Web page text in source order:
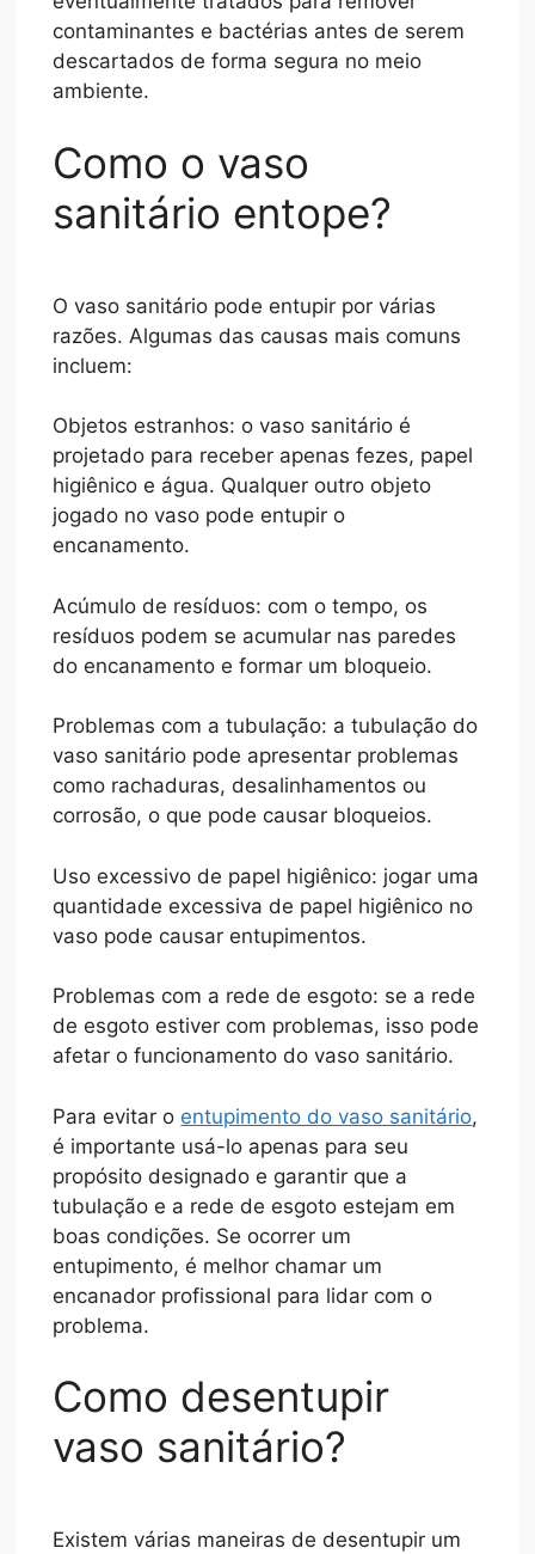
contaminantes e bactérias antes de serem
descartados de forma segura no meio
ambiente.
Como o vaso
sanitário entope?
O vaso sanitário pode entupir por várias
razões. Algumas das causas mais comuns
incluem:
Objetos estranhos: o vaso sanitário é
projetado para receber apenas fezes, papel
higiênico e água. Qualquer outro objeto
jogado no vaso pode entupir o
encanamento.
Acúmulo de resíduos: com o tempo, os
resíduos podem se acumular nas paredes
do encanamento e formar um bloqueio.
Problemas com a tubulação: a tubulação do
vaso sanitário pode apresentar problemas
como rachaduras, desalinhamentos ou
corrosão, o que pode causar bloqueios.
Uso excessivo de papel higiênico: jogar uma
quantidade excessiva de papel higiênico no
vaso pode causar entupimentos.
Problemas com a rede de esgoto: se a rede
de esgoto estiver com problemas, isso pode
afetar o funcionamento do vaso sanitário.
Para evitar o entupimento do vaso sanitário,
é importante usá-lo apenas para seu
propósito designado e garantir que a
tubulação e a rede de esgoto estejam em
boas condições. Se ocorrer um
entupimento, é melhor chamar um
encanador profissional para lidar com o
problema.
Como desentupir
vaso sanitário?
Existem várias maneiras de desentupir um